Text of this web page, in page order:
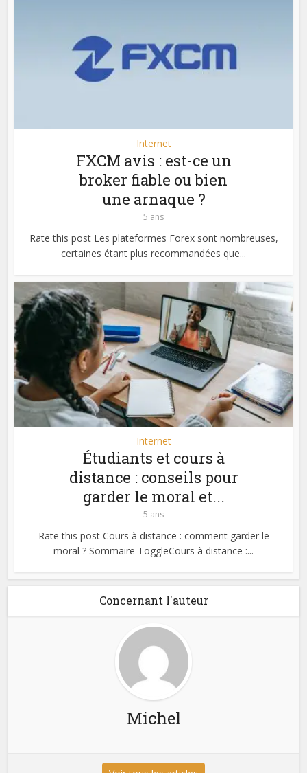
Internet
FXCM avis : est-ce un
broker fiable ou bien
une arnaque ?
5 ans
Rate this post Les plateformes Forex sont nombreuses,
certaines étant plus recommandées que...
Internet
Étudiants et cours à
distance : conseils pour
garder le moral et...
5 ans
Rate this post Cours à distance : comment garder le
moral ? Sommaire ToggleCours à distance :...
Concernant l'auteur
Michel